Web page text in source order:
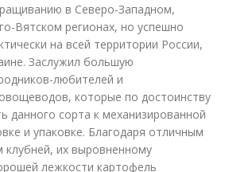
в Северо-Западном,
Вятском регионах, но успешно
на всей территории России,
Заслужил большую
любителей и
которые по достоинству
данного сорта к механизированной
и упаковке. Благодаря отличным
клубней, их выровненному
лежкости картофель